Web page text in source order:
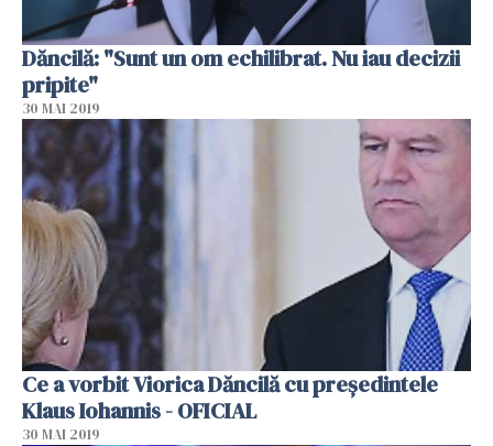
Dăncilă: "Sunt un om echilibrat. Nu iau decizii
pripite"
30 MAI 2019
Ce a vorbit Viorica Dăncilă cu preşedintele
Klaus Iohannis - OFICIAL
30 MAI 2019